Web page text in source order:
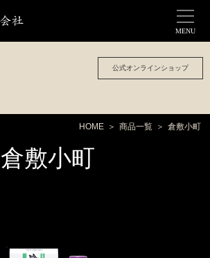
MENU
公式オンラインショップ
HOME 商品一覧 倉敷小町
倉敷小町